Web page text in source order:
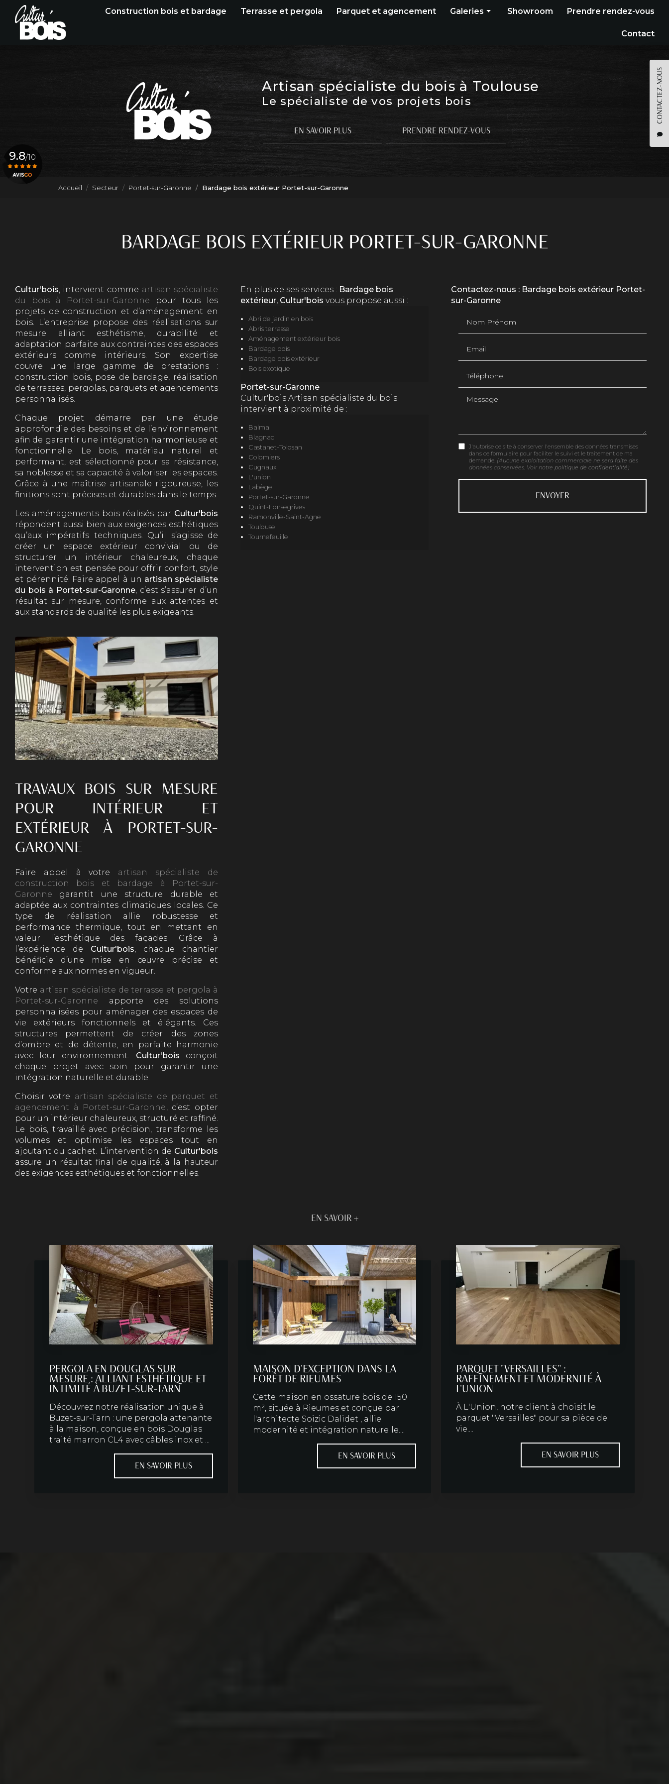
contenu
principal
CONTACTEZ-NOUS
Construction bois et bardage Terrasse et pergola Parquet et agencement Galeries
Pergola
Parquet
Showroom Prendre rendez-vous
Contact
Artisan spécialiste du bois à Toulouse
Le spécialiste de vos projets bois
EN SAVOIR PLUS PRENDRE RENDEZ-VOUS
9.8/10
Accueil Secteur Portet-sur-Garonne Bardage bois extérieur Portet-sur-Garonne
BARDAGE BOIS EXTÉRIEUR PORTET-SUR-GARONNE
Cultur'bois, intervient comme artisan spécialiste
du bois à Portet-sur-Garonne pour tous les
projets de construction et d’aménagement en
bois. L’entreprise propose des réalisations sur
mesure alliant esthétisme, durabilité et
adaptation parfaite aux contraintes des espaces
extérieurs comme intérieurs. Son expertise
couvre une large gamme de prestations :
construction bois, pose de bardage, réalisation
de terrasses, pergolas, parquets et agencements
personnalisés.
Chaque projet démarre par une étude
approfondie des besoins et de l’environnement
afin de garantir une intégration harmonieuse et
fonctionnelle. Le bois, matériau naturel et
performant, est sélectionné pour sa résistance,
sa noblesse et sa capacité à valoriser les espaces.
Grâce à une maîtrise artisanale rigoureuse, les
finitions sont précises et durables dans le temps.
Les aménagements bois réalisés par Cultur'bois
répondent aussi bien aux exigences esthétiques
qu’aux impératifs techniques. Qu’il s’agisse de
créer un espace extérieur convivial ou de
structurer un intérieur chaleureux, chaque
intervention est pensée pour offrir confort, style
et pérennité. Faire appel à un artisan spécialiste
du bois à Portet-sur-Garonne, c’est s’assurer d’un
résultat sur mesure, conforme aux attentes et
aux standards de qualité les plus exigeants.
TRAVAUX BOIS SUR MESURE
POUR INTÉRIEUR ET
EXTÉRIEUR À PORTET-SUR-
GARONNE
Faire appel à votre artisan spécialiste de
construction bois et bardage à Portet-sur-
Garonne garantit une structure durable et
adaptée aux contraintes climatiques locales. Ce
type de réalisation allie robustesse et
performance thermique, tout en mettant en
valeur l’esthétique des façades. Grâce à
l’expérience de Cultur'bois , chaque chantier
bénéficie d’une mise en œuvre précise et
conforme aux normes en vigueur.
Votre artisan spécialiste de terrasse et pergola à
Portet-sur-Garonne apporte des solutions
personnalisées pour aménager des espaces de
vie extérieurs fonctionnels et élégants. Ces
structures permettent de créer des zones
d’ombre et de détente, en parfaite harmonie
avec leur environnement. Cultur'bois conçoit
chaque projet avec soin pour garantir une
intégration naturelle et durable.
Choisir votre artisan spécialiste de parquet et
agencement à Portet-sur-Garonne , c’est opter
pour un intérieur chaleureux, structuré et raffiné.
Le bois, travaillé avec précision, transforme les
volumes et optimise les espaces tout en
ajoutant du cachet. L’intervention de Cultur'bois
assure un résultat final de qualité, à la hauteur
des exigences esthétiques et fonctionnelles.
En plus de ses services : Bardage bois
extérieur, Cultur'bois vous propose aussi :
Abri de jardin en bois
Abris terrasse
Aménagement extérieur bois
Bardage bois
Bardage bois extérieur
Bois exotique
Portet-sur-Garonne
Cultur'bois Artisan spécialiste du bois
intervient à proximité de :
Balma
Blagnac
Castanet-Tolosan
Colomiers
Cugnaux
L'union
Labège
Portet-sur-Garonne
Quint-Fonsegrives
Ramonville-Saint-Agne
Toulouse
Tournefeuille
Contactez-nous : Bardage bois extérieur Portet-
sur-Garonne
Message
J'autorise ce site à conserver l'ensemble des données transmises
dans ce formulaire pour faciliter le suivi et le traitement de ma
demande. (Aucune exploitation commerciale ne sera faite des
données conservées. Voir notre politique de confidentialité )
EN SAVOIR +
PERGOLA EN DOUGLAS SUR
MESURE : ALLIANT ESTHÉTIQUE ET
INTIMITÉ À BUZET-SUR-TARN
Découvrez notre réalisation unique à
Buzet-sur-Tarn : une pergola attenante
à la maison, conçue en bois Douglas
traité marron CL4 avec câbles inox et ...
EN SAVOIR PLUS
MAISON D'EXCEPTION DANS LA
FORÊT DE RIEUMES
Cette maison en ossature bois de 150
m², située à Rieumes et conçue par
l'architecte Soizic Dalidet , allie
modernité et intégration naturelle....
EN SAVOIR PLUS
PARQUET "VERSAILLES" :
RAFFINEMENT ET MODERNITÉ À
L'UNION
À L'Union, notre client à choisit le
parquet "Versailles" pour sa pièce de
vie....
EN SAVOIR PLUS